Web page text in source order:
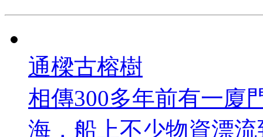
通樑古榕樹
相傳300多年前有一廈
海，船上不少物資漂